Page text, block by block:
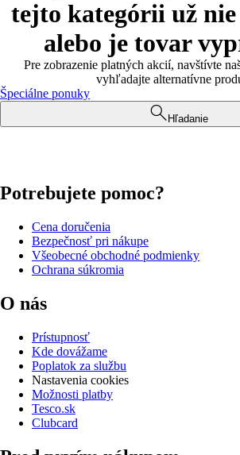
tejto kategórii už
alebo je tovar
Pre zobrazenie platných akcií, navštívte
vyhľadajte alternatívne
Špeciálne ponuky
Hľadanie
Potrebujete pomoc?
Cena doručenia
Bezpečnosť pri nákupe
Všeobecné obchodné podmienky
Ochrana súkromia
O nás
Prístupnosť
Kde dovážame
Poplatok za službu
Nastavenia cookies
Možnosti platby
Tesco.sk
Clubcard